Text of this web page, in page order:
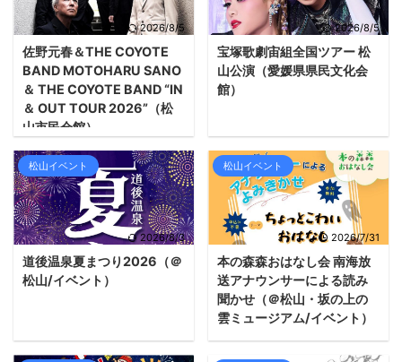
2026/8/5
佐野元春＆THE COYOTE
BAND MOTOHARU SANO
＆ THE COYOTE BAND “IN
＆ OUT TOUR 2026”（松
山市民会館）
2026/8/5
宝塚歌劇宙組全国ツアー 松
山公演（愛媛県県民文化会
館）
松山イベント
2026/8/3
道後温泉夏まつり2026（＠
松山/イベント）
松山イベント
2026/7/31
本の森森おはなし会 南海放
送アナウンサーによる読み
聞かせ（＠松山・坂の上の
雲ミュージアム/イベント）